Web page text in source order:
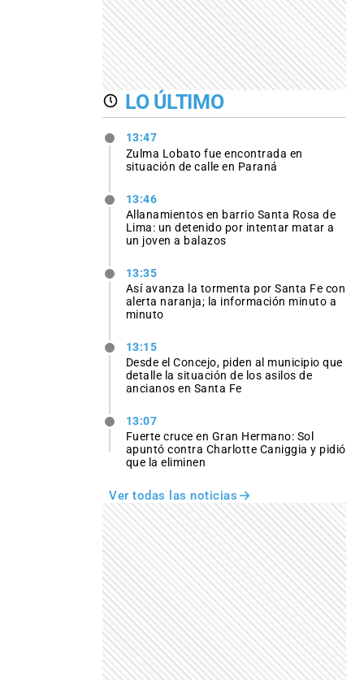
LO ÚLTIMO
13:47
Zulma Lobato fue encontrada en
situación de calle en Paraná
13:46
Allanamientos en barrio Santa Rosa de
Lima: un detenido por intentar matar a
un joven a balazos
13:35
Así avanza la tormenta por Santa Fe con
alerta naranja; la información minuto a
minuto
13:15
Desde el Concejo, piden al municipio que
detalle la situación de los asilos de
ancianos en Santa Fe
13:07
Fuerte cruce en Gran Hermano: Sol
apuntó contra Charlotte Caniggia y pidió
que la eliminen
Ver todas las noticias